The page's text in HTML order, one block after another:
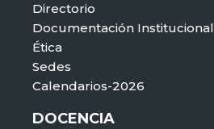
Directorio
Documentación Institucional
Ética
Sedes
Calendarios-2026
DOCENCIA